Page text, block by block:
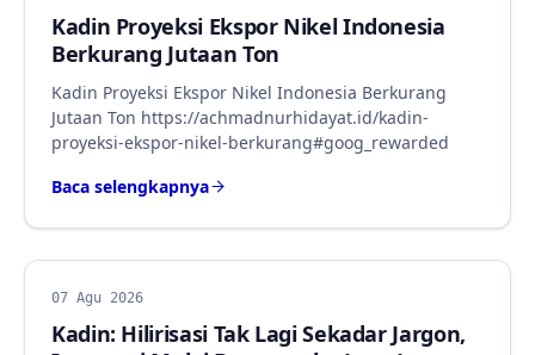
Kadin Proyeksi Ekspor Nikel Indonesia
Berkurang Jutaan Ton
Kadin Proyeksi Ekspor Nikel Indonesia Berkurang
Jutaan Ton https://achmadnurhidayat.id/kadin-
proyeksi-ekspor-nikel-berkurang#goog_rewarded
Baca selengkapnya
BERITA
07 Agu 2026
Kadin: Hilirisasi Tak Lagi Sekadar Jargon,